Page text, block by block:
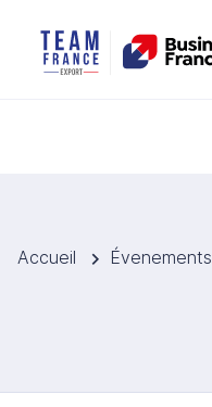
Accueil Évenements